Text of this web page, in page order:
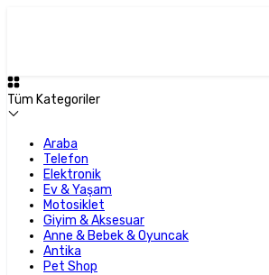
Tüm Kategoriler
Araba
Telefon
Elektronik
Ev & Yaşam
Motosiklet
Giyim & Aksesuar
Anne & Bebek & Oyuncak
Antika
Pet Shop